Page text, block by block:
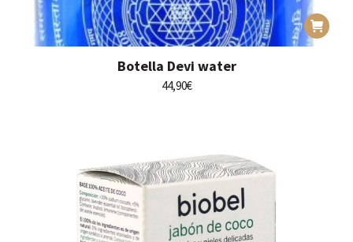
Botella Devi water
44,90€